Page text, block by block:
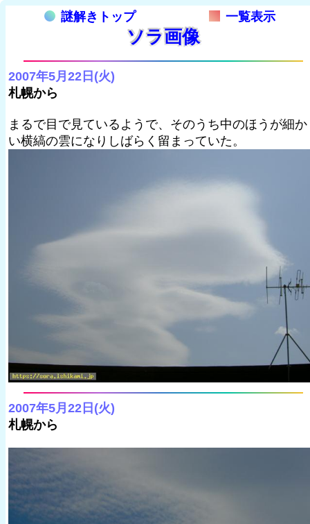
謎解きトップ 一覧表示
ソラ画像
2007年5月22日(火)
札幌から
まるで目で見ているようで、そのうち中のほうが細か
い横縞の雲になりしばらく留まっていた。
2007年5月22日(火)
札幌から